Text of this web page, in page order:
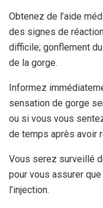
Obtenez de l’aide
des signes de
difficile; gonflement
de la gorge.
Informez
sensation de gorge
ou si vous vous
de temps après avoir
Vous serez surveillé
pour vous assurer
l’injection.